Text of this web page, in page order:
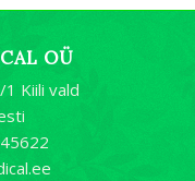
OÜ
Kiili vald